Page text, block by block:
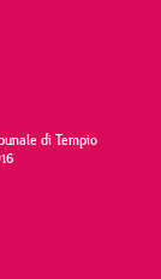
di Tempio